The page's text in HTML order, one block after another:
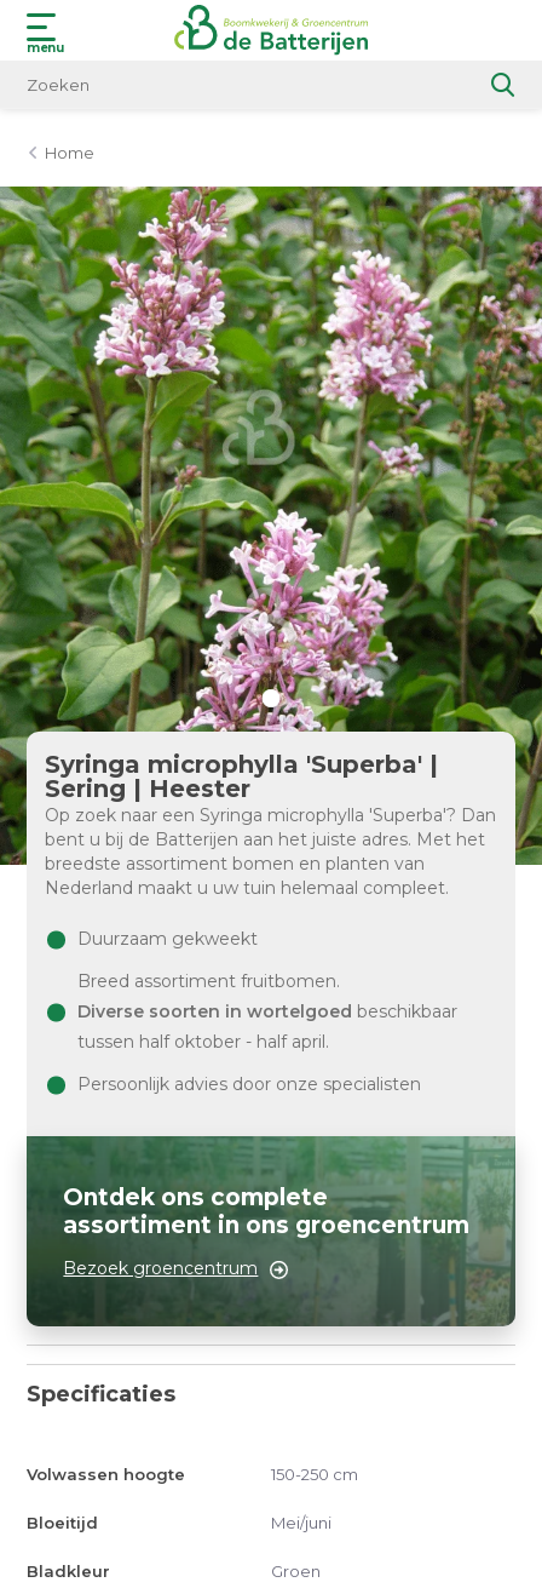
menu
Home
Syringa microphylla 'Superba' |
Sering | Heester
Op zoek naar een Syringa microphylla 'Superba'? Dan
bent u bij de Batterijen aan het juiste adres. Met het
breedste assortiment bomen en planten van
Nederland maakt u uw tuin helemaal compleet.
Duurzaam gekweekt
Breed assortiment fruitbomen.
Diverse soorten in wortelgoed beschikbaar
tussen half oktober - half april.
Persoonlijk advies door onze specialisten
Ontdek ons complete
assortiment in ons groencentrum
Bezoek groencentrum
Specificaties
Volwassen hoogte 150-250 cm
Bloeitijd Mei/juni
Bladkleur Groen